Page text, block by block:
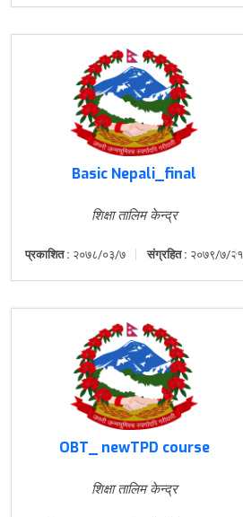
Basic Nepali_final
शिक्षा तालिम केन्द्र
प्रकाशित : २०७८/०३/७ संग्रहित : २०७९/७/२१
OBT_ newTPD course
शिक्षा तालिम केन्द्र